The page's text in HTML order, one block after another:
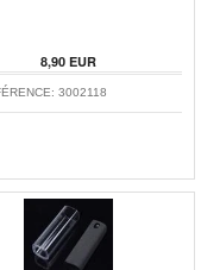
8,90EUR
3002118